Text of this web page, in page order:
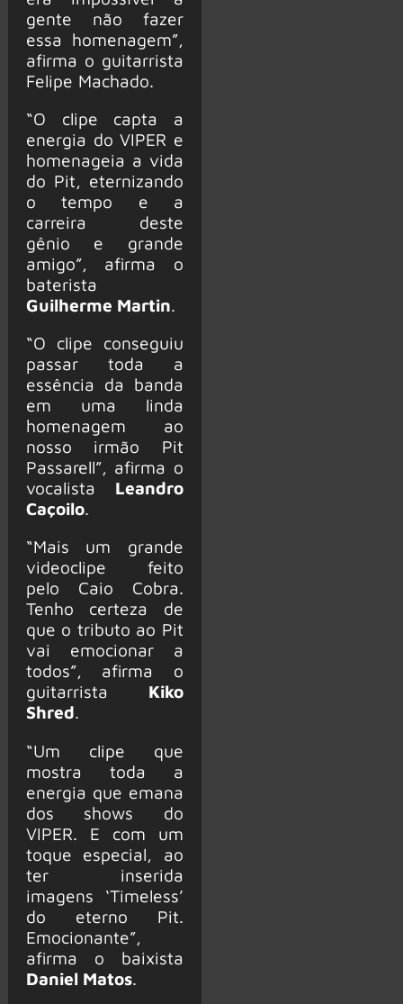
gente não fazer
essa homenagem”,
afirma o guitarrista
Felipe Machado.
“O clipe capta a
energia do VIPER e
homenageia a vida
do Pit, eternizando
o tempo e a
carreira deste
gênio e grande
amigo”, afirma o
baterista
Guilherme Martin.
“O clipe conseguiu
passar toda a
essência da banda
em uma linda
homenagem ao
nosso irmão Pit
Passarell”, afirma o
vocalista Leandro
Caçoilo.
“Mais um grande
videoclipe feito
pelo Caio Cobra.
Tenho certeza de
que o tributo ao Pit
vai emocionar a
todos”, afirma o
guitarrista Kiko
Shred.
“Um clipe que
mostra toda a
energia que emana
dos shows do
VIPER. E com um
toque especial, ao
ter inserida
imagens ‘Timeless’
do eterno Pit.
Emocionante”,
afirma o baixista
Daniel Matos.